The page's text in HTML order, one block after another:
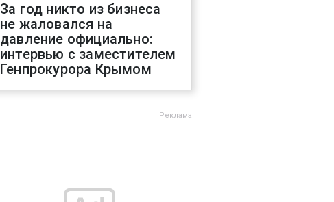
За год никто из бизнеса
не жаловался на
давление официально:
интервью с заместителем
Генпрокурора Крымом